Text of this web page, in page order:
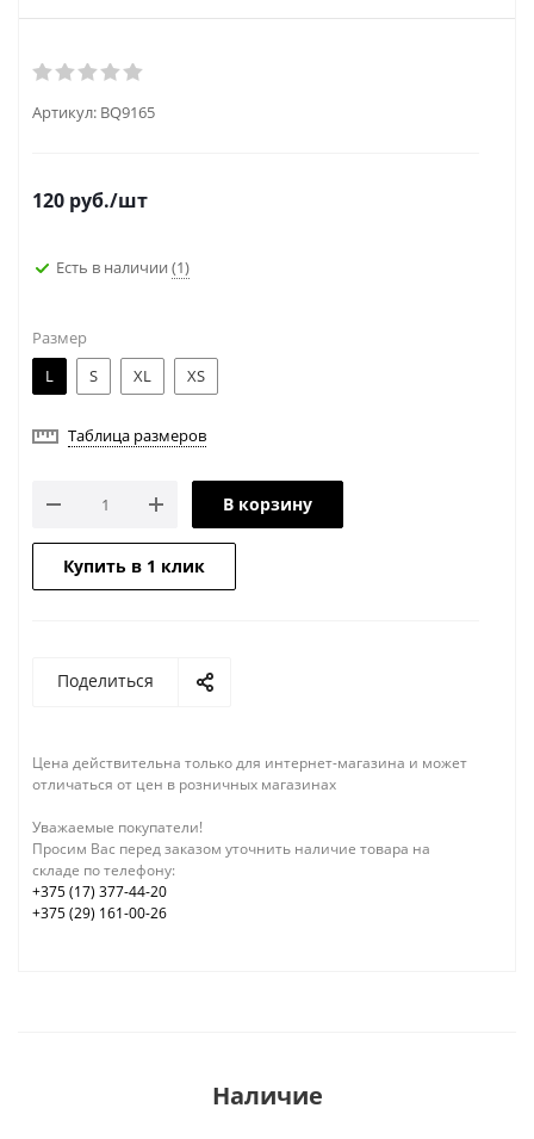
Артикул: BQ9165
120 руб./шт
Есть в наличии (1)
Размер
L
S XL XS
Таблица размеров
В корзину
Купить в 1 клик
Поделиться
Цена действительна только для интернет-магазина и может
отличаться от цен в розничных магазинах
Уважаемые покупатели!
Просим Вас перед заказом уточнить наличие товара на
складе по телефону:
+375 (17) 377-44-20
+375 (29) 161-00-26
Наличие